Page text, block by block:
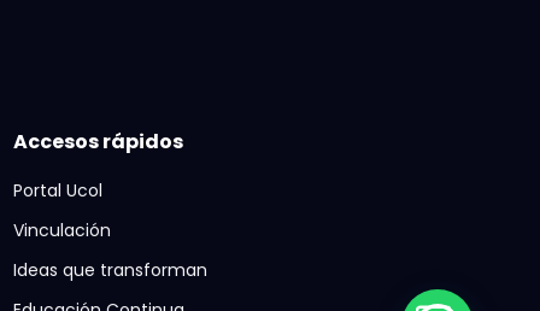
Accesos rápidos
Portal Ucol
Vinculación
Ideas que transforman